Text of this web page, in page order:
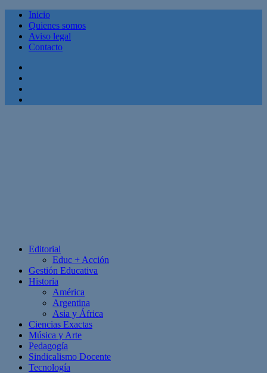
Inicio
Quienes somos
Aviso legal
Contacto
Editorial
Educ + Acción
Gestión Educativa
Historia
América
Argentina
Asia y África
Ciencias Exactas
Música y Arte
Pedagogía
Sindicalismo Docente
Tecnología